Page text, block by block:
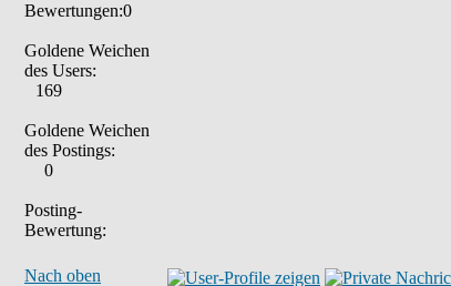
Bewertungen:0
Goldene Weichen
des Users:
169
Goldene Weichen
des Postings:
0
Posting-
Bewertung:
Nach oben